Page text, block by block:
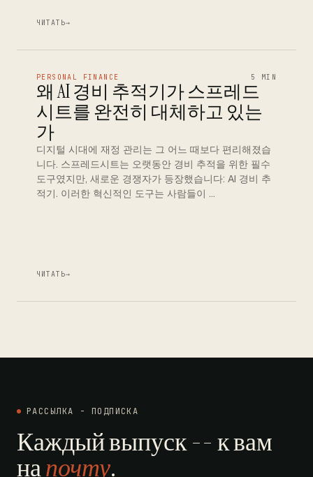
ЧИТАТЬ→
PERSONAL FINANCE 5 MIN
왜 AI 경비 추적기가 스프레드
시트를 완전히 대체하고 있는
가
디지털 시대에 재정 관리는 그 어느 때보다 편리해졌습
니다. 스프레드시트는 오랫동안 경비 추적을 위한 필수
도구였지만, 새로운 경쟁자가 등장했습니다: AI 경비 추
적기. 이러한 혁신적인 도구는 사람들이 …
ЧИТАТЬ→
РАССЫЛКА - ПОДПИСКА
Каждый выпуск -- к вам
напочту.